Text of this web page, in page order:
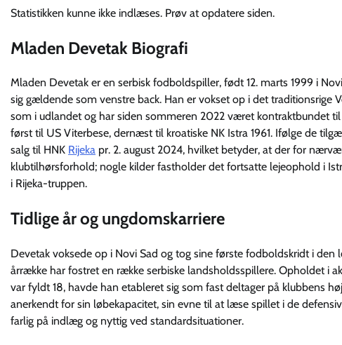
Statistikken kunne ikke indlæses. Prøv at opdatere siden.
Mladen Devetak Biografi
Mladen Devetak er en serbisk fodboldspiller, født 12. marts 1999 i
sig gældende som venstre back. Han er vokset op i det
som i udlandet og har siden sommeren 2022 været kontraktbundet
først til US Viterbese, dernæst til kroatiske NK Istra 1961. Ifølge de
salg til HNK Rijeka pr. 2. august 2024, hvilket betyder, at der for
klubtilhørsforhold; nogle kilder fastholder det fortsatte lejeophold i
i Rijeka-truppen.
Tidlige år og ungdomskarriere
Devetak voksede op i Novi Sad og tog sine første fodboldskridt i
årrække har fostret en række serbiske landsholdsspillere. Opholdet i
var fyldt 18, havde han etableret sig som fast deltager på klubbens
anerkendt for sin løbekapacitet, sin evne til at læse spillet i de
farlig på indlæg og nyttig ved standardsituationer.